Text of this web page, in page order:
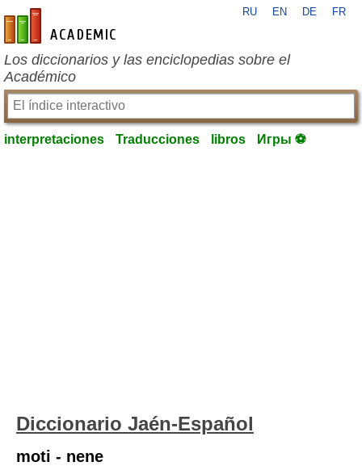
es-academic.com
RU EN DE FR
Los diccionarios y las enciclopedias sobre el
Académico
interpretaciones Traducciones libros Игры ⚽
Diccionario Jaén-Español
moti - nene